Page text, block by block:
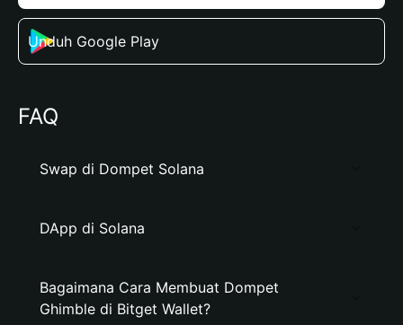
Unduh Google Play
FAQ
Swap di Dompet Solana
DApp di Solana
Bagaimana Cara Membuat Dompet
Ghimble di Bitget Wallet?